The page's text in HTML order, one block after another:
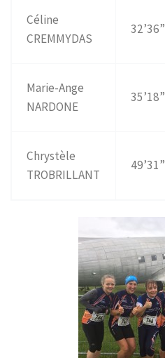
Céline
CREMMYDAS
32’36”
Marie-Ange
NARDONE
35’18”
Chrystèle
TROBRILLANT
49’31”